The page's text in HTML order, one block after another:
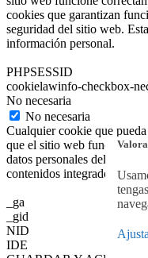
cookies que garantizan
seguridad del sitio web.
información personal.
PHPSESSID
cookielawinfo-checkbox-
No necesaria
No necesaria
Cualquier cookie que
que el sitio web funcione y
datos personales del
contenidos integrados se
_ga
_gid
NID
IDE